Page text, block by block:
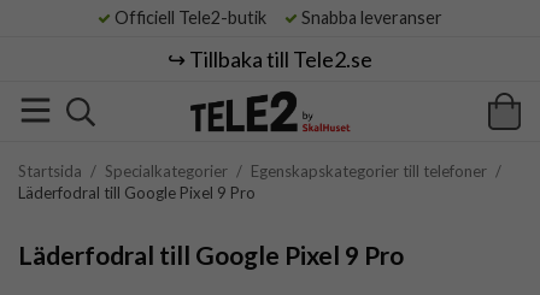
Officiell Tele2-butik Snabba leveranser
↪️ Tillbaka till Tele2.se
Startsida / Specialkategorier / Egenskapskategorier till telefoner /
Läderfodral till Google Pixel 9 Pro
Läderfodral till Google Pixel 9 Pro